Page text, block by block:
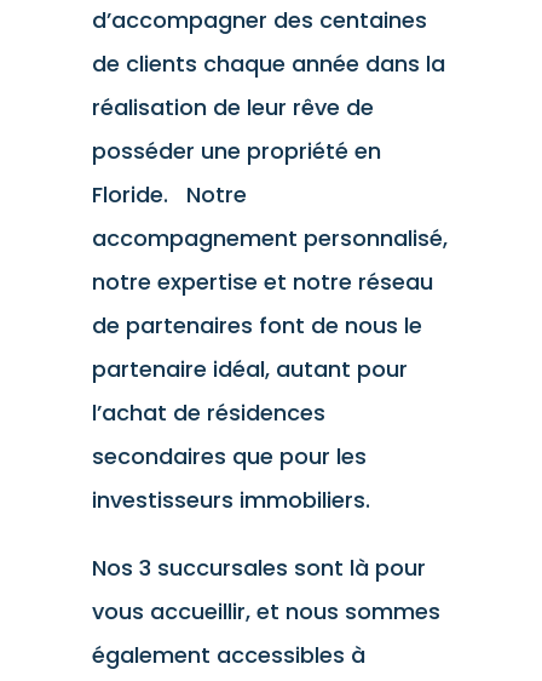
d’accompagner des centaines
de clients chaque année dans la
réalisation de leur rêve de
posséder une propriété en
Floride. Notre
accompagnement personnalisé,
notre expertise et notre réseau
de partenaires font de nous le
partenaire idéal, autant pour
l’achat de résidences
secondaires que pour les
investisseurs immobiliers.
Nos 3 succursales sont là pour
vous accueillir, et nous sommes
également accessibles à